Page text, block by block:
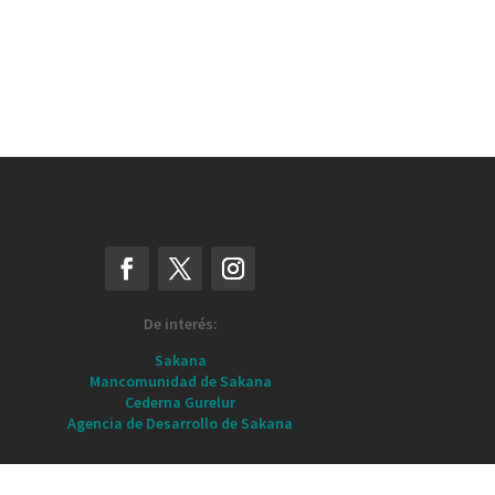
De interés:
Sakana
Mancomunidad de Sakana
Cederna Gurelur
Agencia de Desarrollo de Sakana